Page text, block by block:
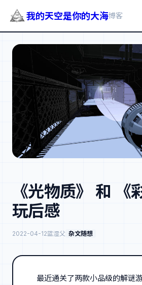
我的天空是你的大海博客
《光物质》 和 《
玩后感
2022-04-12蓝湿父 杂文随想
最近通关了两款小品级的解谜